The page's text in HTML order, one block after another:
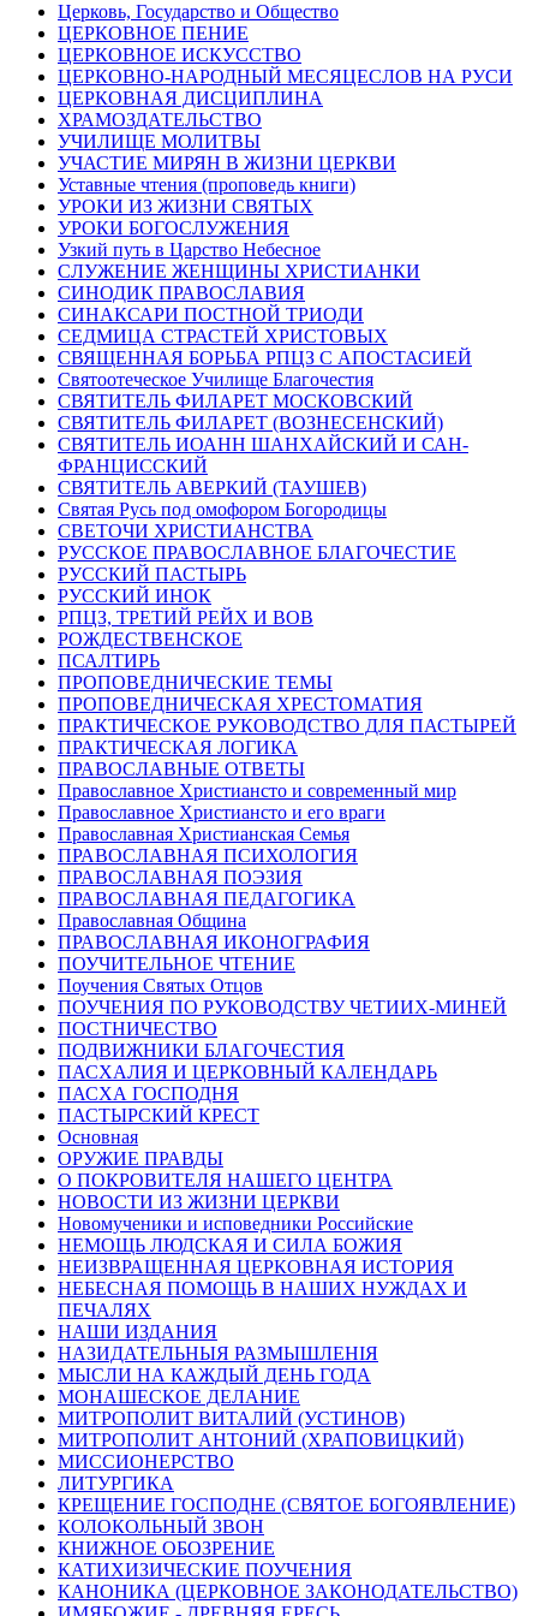
Церковь, Государство и Общество
ЦЕРКОВНОЕ ПЕНИЕ
ЦЕРКОВНОЕ ИСКУССТВО
ЦЕРКОВНО-НАРОДНЫЙ МЕСЯЦЕСЛОВ НА РУСИ
ЦЕРКОВНАЯ ДИСЦИПЛИНА
ХРАМОЗДАТЕЛЬСТВО
УЧИЛИЩЕ МОЛИТВЫ
УЧАСТИЕ МИРЯН В ЖИЗНИ ЦЕРКВИ
Уставные чтения (проповедь книги)
УРОКИ ИЗ ЖИЗНИ СВЯТЫХ
УРОКИ БОГОСЛУЖЕНИЯ
Узкий путь в Царство Небесное
СЛУЖЕНИЕ ЖЕНЩИНЫ ХРИСТИАНКИ
СИНОДИК ПРАВОСЛАВИЯ
СИНАКСАРИ ПОСТНОЙ ТРИОДИ
СЕДМИЦА СТРАСТЕЙ ХРИСТОВЫХ
СВЯЩЕННАЯ БОРЬБА РПЦЗ С АПОСТАСИЕЙ
Святоотеческое Училище Благочестия
СВЯТИТЕЛЬ ФИЛАРЕТ МОСКОВСКИЙ
СВЯТИТЕЛЬ ФИЛАРЕТ (ВОЗНЕСЕНСКИЙ)
СВЯТИТЕЛЬ ИОАНН ШАНХАЙСКИЙ И САН-
ФРАНЦИССКИЙ
СВЯТИТЕЛЬ АВЕРКИЙ (ТАУШЕВ)
Святая Русь под омофором Богородицы
СВЕТОЧИ ХРИСТИАНСТВА
РУССКОЕ ПРАВОСЛАВНОЕ БЛАГОЧЕСТИЕ
РУССКИЙ ПАСТЫРЬ
РУССКИЙ ИНОК
РПЦЗ, ТРЕТИЙ РЕЙХ И ВОВ
РОЖДЕСТВЕНСКОЕ
ПСАЛТИРЬ
ПРОПОВЕДНИЧЕСКИЕ ТЕМЫ
ПРОПОВЕДНИЧЕСКАЯ ХРЕСТОМАТИЯ
ПРАКТИЧЕСКОЕ РУКОВОДСТВО ДЛЯ ПАСТЫРЕЙ
ПРАКТИЧЕСКАЯ ЛОГИКА
ПРАВОСЛАВНЫЕ ОТВЕТЫ
Православное Христиансто и современный мир
Православное Христиансто и его враги
Православная Христианская Семья
ПРАВОСЛАВНАЯ ПСИХОЛОГИЯ
ПРАВОСЛАВНАЯ ПОЭЗИЯ
ПРАВОСЛАВНАЯ ПЕДАГОГИКА
Православная Община
ПРАВОСЛАВНАЯ ИКОНОГРАФИЯ
ПОУЧИТЕЛЬНОЕ ЧТЕНИЕ
Поучения Святых Отцов
ПОУЧЕНИЯ ПО РУКОВОДСТВУ ЧЕТИИХ-МИНЕЙ
ПОСТНИЧЕСТВО
ПОДВИЖНИКИ БЛАГОЧЕСТИЯ
ПАСХАЛИЯ И ЦЕРКОВНЫЙ КАЛЕНДАРЬ
ПАСХА ГОСПОДНЯ
ПАСТЫРСКИЙ КРЕСТ
Основная
ОРУЖИЕ ПРАВДЫ
О ПОКРОВИТЕЛЯ НАШЕГО ЦЕНТРА
НОВОСТИ ИЗ ЖИЗНИ ЦЕРКВИ
Новомученики и исповедники Российские
НЕМОЩЬ ЛЮДСКАЯ И СИЛА БОЖИЯ
НЕИЗВРАЩЕННАЯ ЦЕРКОВНАЯ ИСТОРИЯ
НЕБЕСНАЯ ПОМОЩЬ В НАШИХ НУЖДАХ И
ПЕЧАЛЯХ
НАШИ ИЗДАНИЯ
НАЗИДАТЕЛЬНЫЯ РАЗМЫШЛЕНІЯ
МЫСЛИ НА КАЖДЫЙ ДЕНЬ ГОДА
МОНАШЕСКОЕ ДЕЛАНИЕ
МИТРОПОЛИТ ВИТАЛИЙ (УСТИНОВ)
МИТРОПОЛИТ АНТОНИЙ (ХРАПОВИЦКИЙ)
МИССИОНЕРСТВО
ЛИТУРГИКА
КРЕЩЕНИЕ ГОСПОДНЕ (СВЯТОЕ БОГОЯВЛЕНИЕ)
КОЛОКОЛЬНЫЙ ЗВОН
КНИЖНОЕ ОБОЗРЕНИЕ
КАТИХИЗИЧЕСКИЕ ПОУЧЕНИЯ
КАНОНИКА (ЦЕРКОВНОЕ ЗАКОНОДАТЕЛЬСТВО)